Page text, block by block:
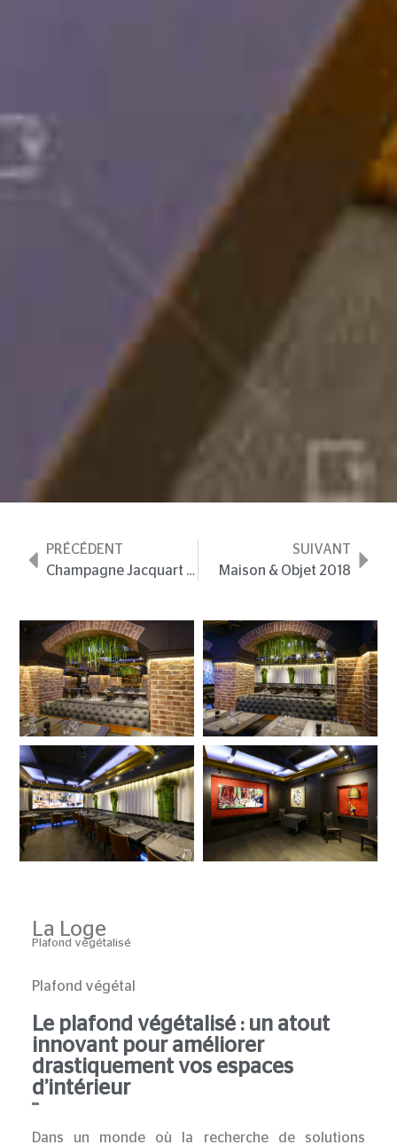
PRÉCÉDENT
Champagne Jacquart
Mur végétal intérieur design
SUIVANT
Maison & Objet 2018
La Loge
Plafond végétalisé
Plafond végétal
Le plafond végétalisé : un atout
innovant pour améliorer
drastiquement vos espaces
d’intérieur
Dans un monde où la recherche de solutions